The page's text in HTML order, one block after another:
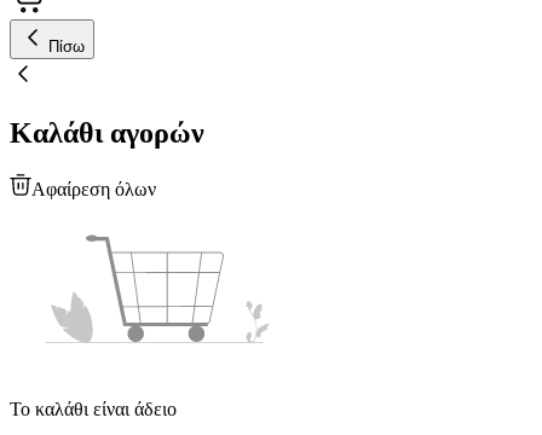
Πίσω
Καλάθι αγορών
Αφαίρεση όλων
Το καλάθι είναι άδειο